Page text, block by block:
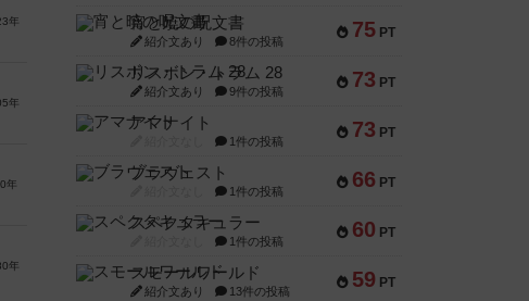
年
年
年
年
75 PT
宵と暁の呪文書
紹介文あり 8件の投稿
73 PT
リスボン・トラム 28
紹介文あり 9件の投稿
73 PT
アマナイト
1件の投稿
66 PT
ブラヴェスト
1件の投稿
60 PT
スペクタキュラー
1件の投稿
59 PT
スモールワールド
紹介文あり 13件の投稿